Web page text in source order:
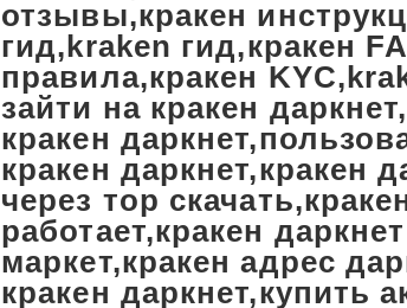
отзывы,кракен
гид,kraken гид,кракен
правила,кракен
зайти на кракен
кракен
кракен даркнет,кракен
через тор
работает,кракен
маркет,кракен адрес
кракен даркнет,купить